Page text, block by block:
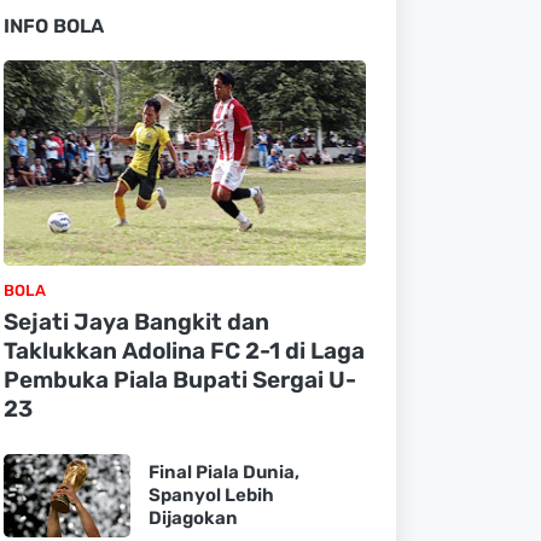
INFO BOLA
BOLA
Sejati Jaya Bangkit dan
Taklukkan Adolina FC 2-1 di Laga
Pembuka Piala Bupati Sergai U-
23
Final Piala Dunia,
Spanyol Lebih
Dijagokan